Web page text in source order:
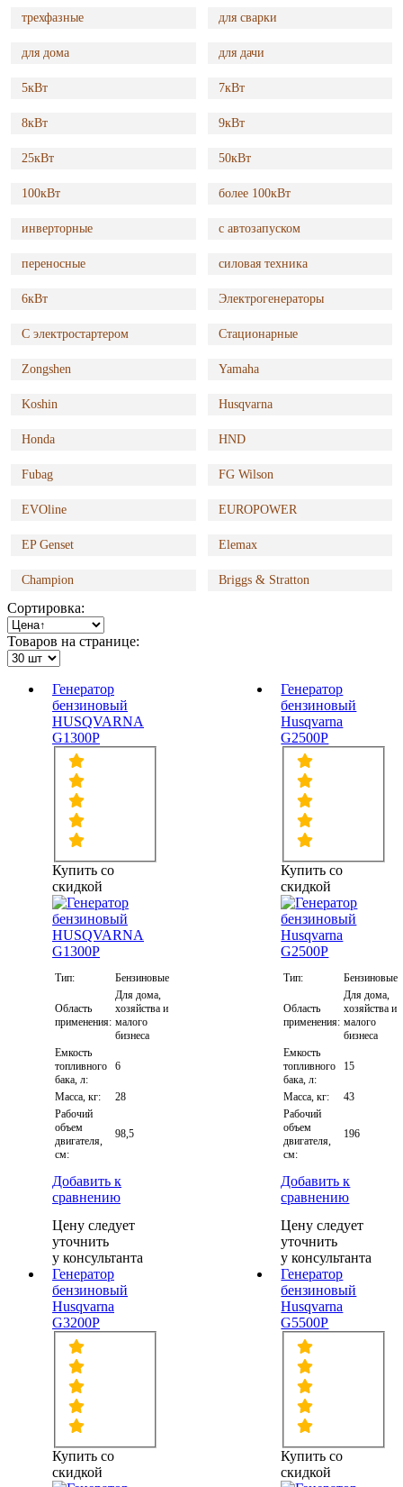
трехфазные для сварки
для дома для дачи
5кВт 7кВт
8кВт 9кВт
25кВт 50кВт
100кВт более 100кВт
инверторные с автозапуском
переносные силовая техника
6кВт Электрогенераторы
С электростартером Стационарные
Zongshen Yamaha
Koshin Husqvarna
Honda HND
Fubag FG Wilson
EVOline EUROPOWER
EP Genset Elemax
Champion Briggs & Stratton
Сортировка:
Товаров на странице:
Генератор
бензиновый
HUSQVARNA
G1300P
Купить со
скидкой
Тип: Бензиновые
Область
применения:
Для дома,
хозяйства и
малого
бизнеса
Емкость
топливного
бака, л:
6
Масса, кг:
28
Рабочий
объем
двигателя,
см:
98,5
Добавить к
сравнению
Цену следует
уточнить
у консультанта
Генератор
бензиновый
Husqvarna
G2500P
Купить со
скидкой
Тип: Бензиновые
Область
применения:
Для дома,
хозяйства и
малого
бизнеса
Емкость
топливного
бака, л:
15
Масса, кг:
43
Рабочий
объем
двигателя,
см:
196
Добавить к
сравнению
Цену следует
уточнить
у консультанта
Генератор
бензиновый
Husqvarna
G3200P
Купить со
скидкой
Генератор
бензиновый
Husqvarna
G5500P
Купить со
скидкой